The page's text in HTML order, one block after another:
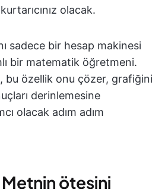
olacak.
sadece bir hesap makinesi
bir matematik öğretmeni.
bu özellik onu çözer, grafiğini
derinlemesine
olacak adım adım
ötesini